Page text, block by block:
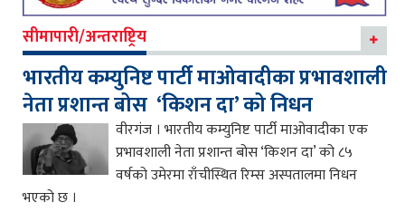
सीमापारी/अन्तराष्ट्रिय
भारतीय कम्युनिष्ट पार्टी माओवादीका प्रभावशाली
नेता प्रशान्त बोस ‘किशन दा’ को निधन
वीरगंज । भारतीय कम्युनिष्ट पार्टी माओवादीका एक
प्रभावशाली नेता प्रशान्त बोस ‘किशन दा’ को ८५
वर्षको उमेरमा राँचीस्थित रिम्स अस्पतालमा निधन
भएको छ ।